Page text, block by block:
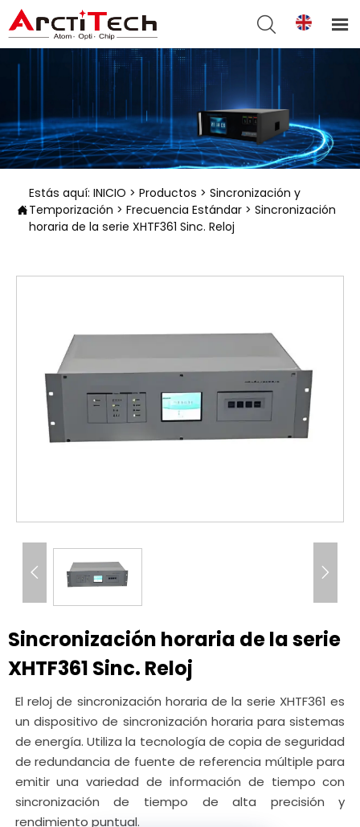
 

Estás aquí: INICIO > Productos > Sincronización y
Temporización > Frecuencia Estándar > Sincronización
horaria de la serie XHTF361 Sinc. Reloj
 
Sincronización horaria de la serie
XHTF361 Sinc. Reloj
El reloj de sincronización horaria de la serie XHTF361 es
un dispositivo de sincronización horaria para sistemas
de energía. Utiliza la tecnología de copia de seguridad
de redundancia de fuente de referencia múltiple para
emitir una variedad de información de tiempo con
sincronización de tiempo de alta precisión y
rendimiento puntual.